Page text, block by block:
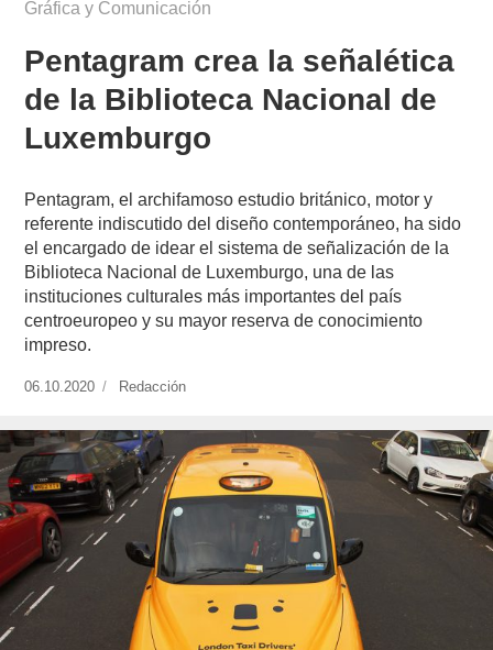
Gráfica y Comunicación
Pentagram crea la señalética
de la Biblioteca Nacional de
Luxemburgo
Pentagram, el archifamoso estudio británico, motor y
referente indiscutido del diseño contemporáneo, ha sido
el encargado de idear el sistema de señalización de la
Biblioteca Nacional de Luxemburgo, una de las
instituciones culturales más importantes del país
centroeuropeo y su mayor reserva de conocimiento
impreso.
Publicado
06.10.2020 https://www.experimenta.es/author/redaccion/
Redacción